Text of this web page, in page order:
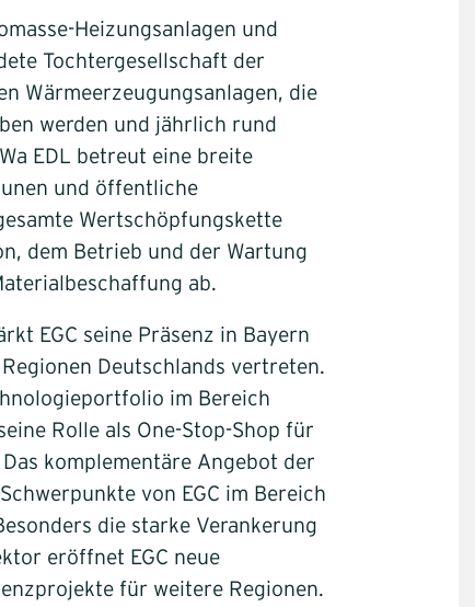
Heizungsanlagen und
Tochtergesellschaft der
Wärmeerzeugungsanlagen, die
werden und jährlich rund
EDL betreut eine breite
und öffentliche
Wertschöpfungskette
dem Betrieb und der Wartung
ab.
EGC seine Präsenz in Bayern
Deutschlands vertreten.
im Bereich
Rolle als One-Stop-Shop für
komplementäre Angebot der
von EGC im Bereich
die starke Verankerung
eröffnet EGC neue
für weitere Regionen.